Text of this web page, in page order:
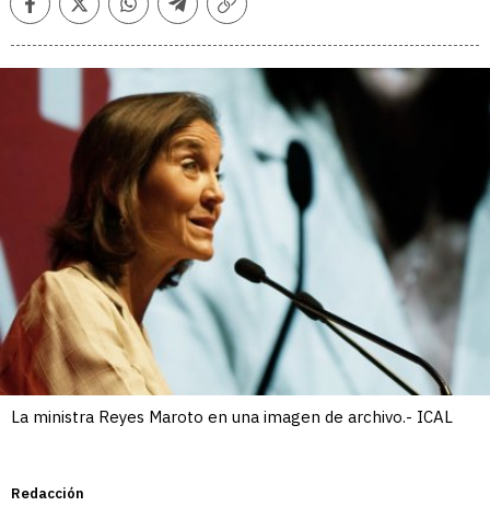
FacebookTwitterWhatsappTelegramCopiar
La ministra Reyes Maroto en una imagen de archivo.- ICAL
Redacción